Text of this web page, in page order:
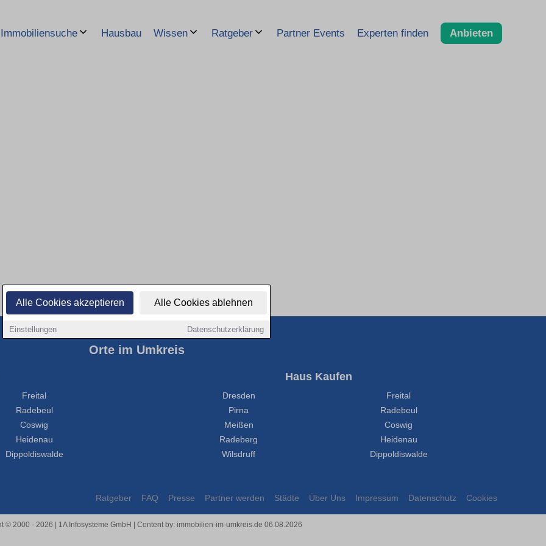
Alle Cookies akzeptieren Alle Cookies ablehnen
Einstellungen Datenschutzerklärung
Immobiliensuche Hausbau Wissen Ratgeber Partner Events Experten finden Anbieten
Orte im Umkreis
Freital
Radebeul
Coswig
Heidenau
Dippoldiswalde
Haus Kaufen
Dresden
Freital
Pirna
Radebeul
Meißen
Coswig
Radeberg
Heidenau
Wilsdruff
Dippoldiswalde
Ratgeber FAQ Presse Partner werden Städte Über Uns Impressum Datenschutz Cookies
© 2000 - 2026 | 1A Infosysteme GmbH | Content by: immobilien-im-umkreis.de 06.08.2026